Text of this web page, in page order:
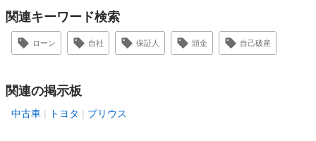
関連キーワード検索
ローン 自社 保証人 頭金 自己破産
関連の掲示板
中古車 トヨタ プリウス